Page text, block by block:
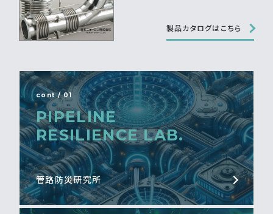
製品カタログはこちら
cont / 01
PIPELINE
RESILIENCE LAB.
管路防災研究所